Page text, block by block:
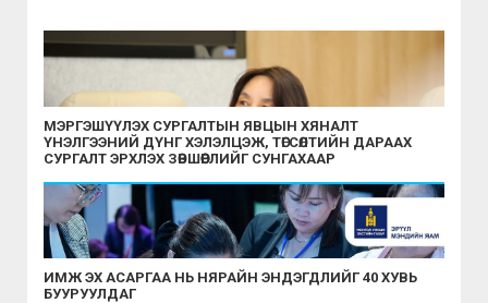
МЭРГЭШҮҮЛЭХ СУРГАЛТЫН ЯВЦЫН ХЯНАЛТ
ҮНЭЛГЭЭНИЙ ДҮНГ ХЭЛЭЛЦЭЖ, ТӨГСӨЛТИЙН ДАРААХ
СУРГАЛТ ЭРХЛЭХ ЗӨВШӨӨРЛИЙГ СУНГАХААР
ИМЖ ЭХ АСАРГАА НЬ НЯРАЙН ЭНДЭГДЛИЙГ 40 ХУВЬ
БУУРУУЛДАГ